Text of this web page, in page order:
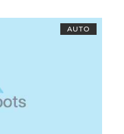
AUTO